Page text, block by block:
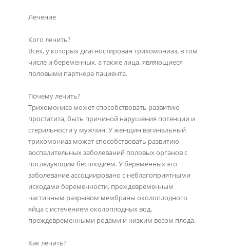
Лечение
Кого лечить?
Всех, у которых диагностирован трихомониаз, в том
числе и беременных, а также лица, являющиеся
половыми партнера пациента.
Почему лечить?
Трихомониаз может способствовать развитию
простатита, быть причиной нарушения потенции и
стерильности у мужчин. У женщин вагинальный
трихомониаз может способствовать развитию
воспалительных заболеваний половых органов с
последующим бесплодием. У беременных это
заболевание ассоциировано с неблагоприятными
исходами беременности, преждевременным
частичным разрывом мембраны околоплодного
яйца с истечением околоплодных вод,
преждевременными родами и низким весом плода.
Как лечить?